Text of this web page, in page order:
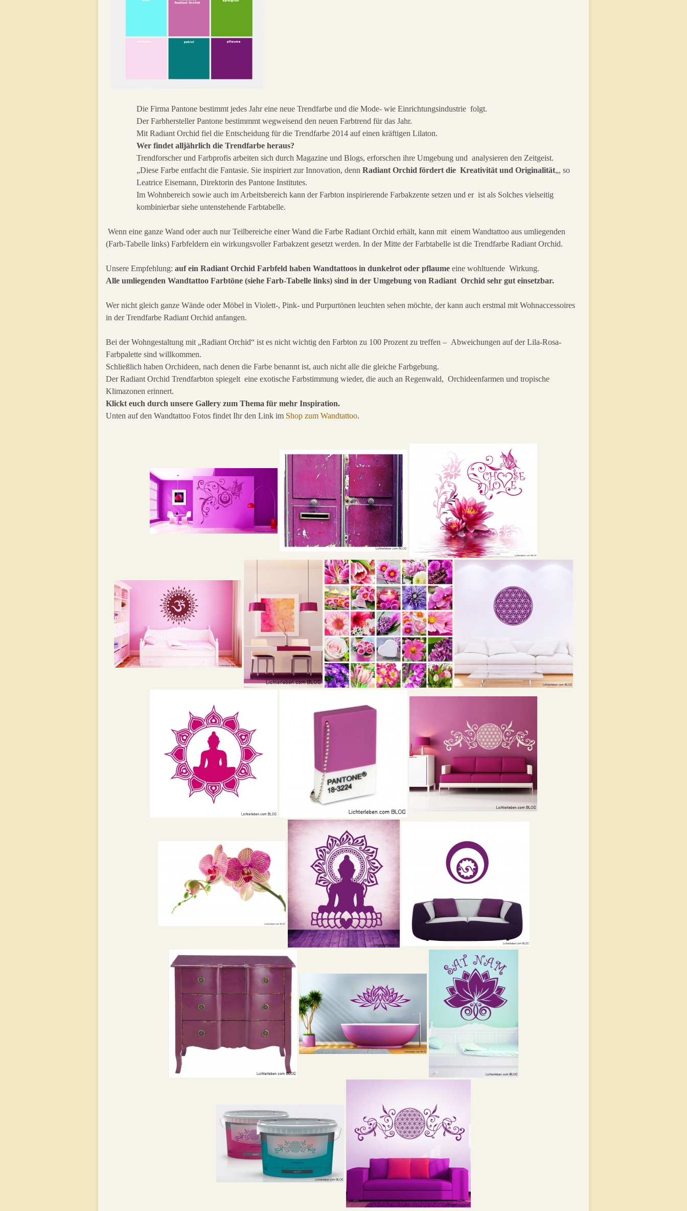
Die Firma Pantone bestimmt jedes Jahr eine neue Trendfarbe und die Mode- wie Einrichtungsindustrie folgt.
Der Farbhersteller Pantone bestimmmt wegweisend den neuen Farbtrend für das Jahr.
Mit Radiant Orchid fiel die Entscheidung für die Trendfarbe 2014 auf einen kräftigen Lilaton.
Wer findet alljährlich die Trendfarbe heraus?
Trendforscher und Farbprofis arbeiten sich durch Magazine und Blogs, erforschen ihre Umgebung und analysieren den Zeitgeist.
„Diese Farbe entfacht die Fantasie. Sie inspiriert zur Innovation, denn Radiant Orchid fördert die Kreativität und Originalität„, so
Leatrice Eisemann, Direktorin des Pantone Institutes.
Im Wohnbereich sowie auch im Arbeitsbereich kann der Farbton inspirierende Farbakzente setzen und er ist als Solches vielseitig
kombinierbar siehe untenstehende Farbtabelle.
Wenn eine ganze Wand oder auch nur Teilbereiche einer Wand die Farbe Radiant Orchid erhält, kann mit einem Wandtattoo aus umliegenden
(Farb-Tabelle links) Farbfeldern ein wirkungsvoller Farbakzent gesetzt werden. In der Mitte der Farbtabelle ist die Trendfarbe Radiant Orchid.
Unsere Empfehlung: auf ein Radiant Orchid Farbfeld haben Wandtattoos in dunkelrot oder pflaume eine wohltuende Wirkung.
Alle umliegenden Wandtattoo Farbtöne (siehe Farb-Tabelle links) sind in der Umgebung von Radiant Orchid sehr gut einsetzbar.
Wer nicht gleich ganze Wände oder Möbel in Violett-, Pink- und Purpurtönen leuchten sehen möchte, der kann auch erstmal mit Wohnaccessoires
in der Trendfarbe Radiant Orchid anfangen.
Bei der Wohngestaltung mit „Radiant Orchid“ ist es nicht wichtig den Farbton zu 100 Prozent zu treffen – Abweichungen auf der Lila-Rosa-
Farbpalette sind willkommen.
Schließlich haben Orchideen, nach denen die Farbe benannt ist, auch nicht alle die gleiche Farbgebung.
Der Radiant Orchid Trendfarbton spiegelt eine exotische Farbstimmung wieder, die auch an Regenwald, Orchideenfarmen und tropische
Klimazonen erinnert.
Klickt euch durch unsere Gallery zum Thema für mehr Inspiration.
Unten auf den Wandtattoo Fotos findet Ihr den Link im Shop zum Wandtattoo.